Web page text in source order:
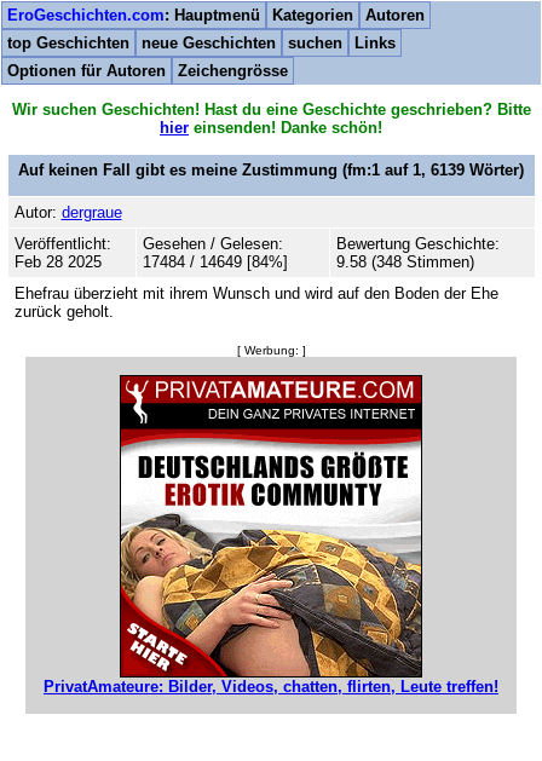
EroGeschichten.com: Hauptmenü Kategorien
Autoren
top Geschichten
neue Geschichten suchen
Links
Optionen für Autoren
Zeichengrösse
Wir suchen Geschichten! Hast du eine Geschichte geschrieben? Bitte
hier einsenden! Danke schön!
Auf keinen Fall gibt es meine Zustimmung (fm:1 auf 1, 6139 Wörter)
Autor: dergraue
Veröffentlicht:
Feb 28 2025
Gesehen / Gelesen:
17484 / 14649 [84%]
Bewertung Geschichte:
9.58 (348 Stimmen)
Ehefrau überzieht mit ihrem Wunsch und wird auf den Boden der Ehe
zurück geholt.
[ Werbung: ]
PrivatAmateure: Bilder, Videos, chatten, flirten, Leute treffen!